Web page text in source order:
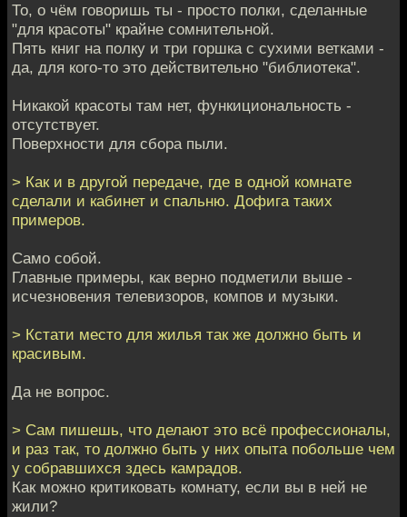
То, о чём говоришь ты - просто полки, сделанные
"для красоты" крайне сомнительной.
Пять книг на полку и три горшка с сухими ветками -
да, для кого-то это действительно "библиотека".
Никакой красоты там нет, функициональность -
отсутствует.
Поверхности для сбора пыли.
> Как и в другой передаче, где в одной комнате
сделали и кабинет и спальню. Дофига таких
примеров.
Само собой.
Главные примеры, как верно подметили выше -
исчезновения телевизоров, компов и музыки.
> Кстати место для жилья так же должно быть и
красивым.
Да не вопрос.
> Сам пишешь, что делают это всё профессионалы,
и раз так, то должно быть у них опыта побольше чем
у собравшихся здесь камрадов.
Как можно критиковать комнату, если вы в ней не
жили?